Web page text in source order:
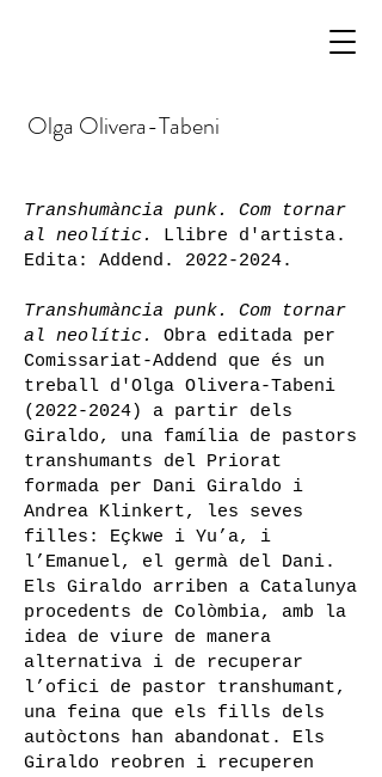
Olga Olivera-Tabeni
Transhumància punk. Com tornar
al neolític.
Llibre d'artista.
Edita: Addend. 2022-2024.
Transhumància punk. Com tornar
al neolític. Obra editada per
Comissariat-Addend que és un
treball d'Olga Olivera-Tabeni
(2022-2024)
a partir dels
Giraldo, una família de pastors
transhumants del Priorat
formada per Dani Giraldo i
Andrea Klinkert, les seves
filles: Eçkwe i Yu’a, i
l’Emanuel, el germà del Dani.
Els Giraldo arriben a Catalunya
procedents de Colòmbia, amb la
idea de viure de manera
alternativa i de recuperar
l’ofici de pastor transhumant,
una feina que els fills dels
autòctons han abandonat. Els
Giraldo reobren i recuperen